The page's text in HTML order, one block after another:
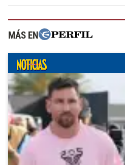
MÁS EN